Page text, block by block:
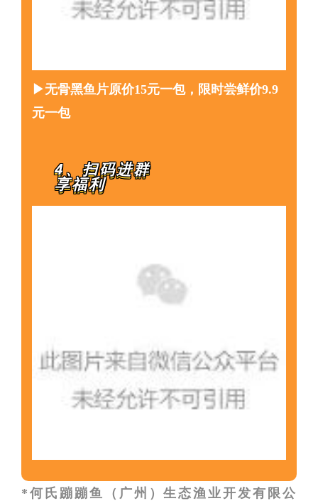
▶无骨黑鱼片原价15元一包，限时尝鲜价9.9
元一包
4、扫码进群
享福利
*何氏蹦蹦鱼（广州）生态渔业开发有限公